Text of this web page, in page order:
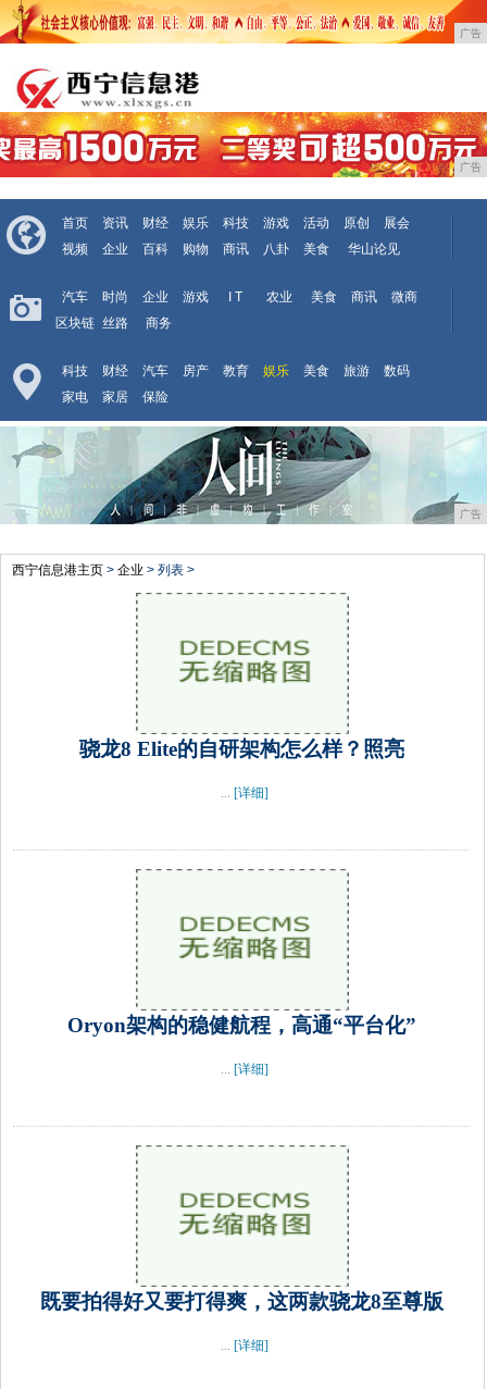
广告
广告
首页 资讯 财经 娱乐 科技 游戏 活动 原创
展会
视频
企业 百科 购物 商讯 八卦 美食 华山论见
汽车 时尚 企业 游戏 I T 农业 美食 商讯
微商
区块链 丝路 商务
科技 财经 汽车 房产 教育 娱乐 美食 旅游
数码
家电
家居 保险
广告
西宁信息港主页 > 企业 > 列表 >
骁龙8 Elite的自研架构怎么样？照亮
... [详细]
Oryon架构的稳健航程，高通“平台化”
... [详细]
既要拍得好又要打得爽，这两款骁龙8至尊版
... [详细]